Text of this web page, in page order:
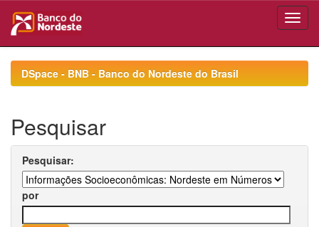
navigationDSpace - BNB - Banco do Nordeste do Brasil
Pesquisar
Pesquisar:
por